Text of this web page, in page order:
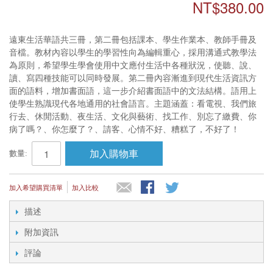
NT$380.00
遠東生活華語共三冊，第二冊包括課本、學生作業本、教師手冊及
音檔。教材內容以學生的學習性向為編輯重心，採用溝通式教學法
為原則，希望學生學會使用中文應付生活中各種狀況，使聽、說、
讀、寫四種技能可以同時發展。第二冊內容漸進到現代生活資訊方
面的語料，增加書面語，這一步介紹書面語中的文法結構。語用上
使學生熟識現代各地通用的社會語言。主題涵蓋：看電視、我們旅
行去、休閒活動、夜生活、文化與藝術、找工作、別忘了繳費、你
病了嗎？、你怎麼了？、請客、心情不好、糟糕了，不好了！
數量: 加入購物車
加入希望購買清單 加入比較
描述
附加資訊
評論